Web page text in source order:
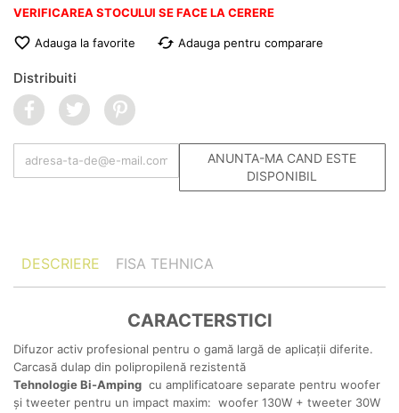
VERIFICAREA STOCULUI SE FACE LA CERERE
 Adauga la favorite cached Adauga pentru comparare
Distribuiti
ANUNTA-MA CAND ESTE
DISPONIBIL
DESCRIERE FISA TEHNICA
CARACTERSTICI
Difuzor activ profesional pentru o gamă largă de aplicații diferite.
Carcasă dulap din polipropilenă rezistentă
Tehnologie Bi-Amping cu amplificatoare separate pentru woofer
și tweeter pentru un impact maxim: woofer 130W + tweeter 30W